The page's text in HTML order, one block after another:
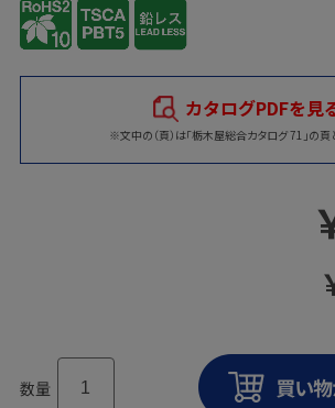
カタログPDFを見
※文中の（頁）は「栃木屋総合カタログ 71」の頁
数量